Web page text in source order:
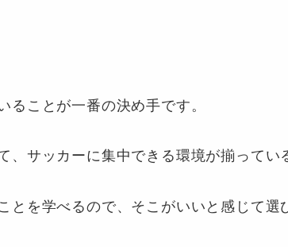
ことが一番の決め手です。
サッカーに集中できる環境が揃ってい
を学べるので、そこがいいと感じて選